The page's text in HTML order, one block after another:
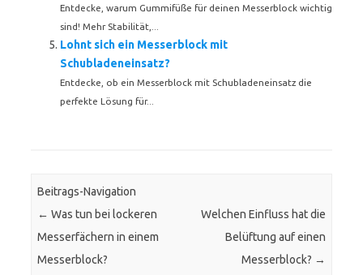
Entdecke, warum Gummifüße für deinen Messerblock wichtig
sind! Mehr Stabilität,...
Lohnt sich ein Messerblock mit
Schubladeneinsatz?
Entdecke, ob ein Messerblock mit Schubladeneinsatz die
perfekte Lösung für...
Beitrags-Navigation
← Was tun bei lockeren
Messerfächern in einem
Messerblock?
Welchen Einfluss hat die
Belüftung auf einen
Messerblock? →